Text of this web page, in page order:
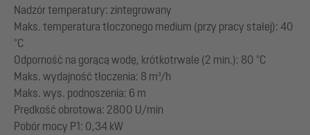
Nadzór temperatury: zintegrowany
Maks. temperatura tłoczonego medium (przy pracy stałej): 40
°C
Odporność na gorącą wodę, krótkotrwale (2 min.): 80 °C
Maks. wydajność tłoczenia: 8 m³/h
Maks. wys. podnoszenia: 6 m
Prędkość obrotowa: 2800 U/min
Pobór mocy P1: 0,34 kW